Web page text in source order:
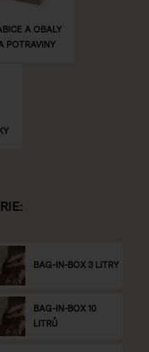
A OBALY
POTRAVINY
BAG-IN-BOX 3 LITRY
BAG-IN-BOX 10
LITRŮ